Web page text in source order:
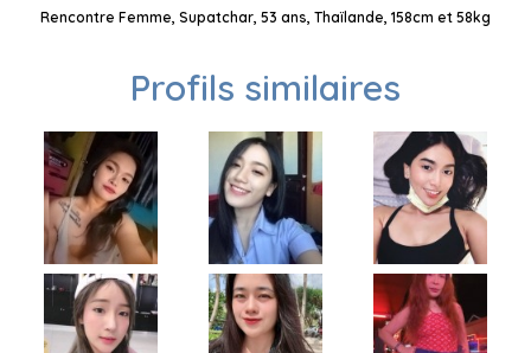
Rencontre Femme, Supatchar, 53 ans, Thaïlande, 158cm et 58kg
Profils similaires